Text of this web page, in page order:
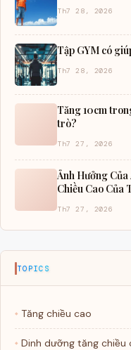
Th7 28, 2026
Tập GYM có
Th7 28, 2026
Tăng 10cm
trò?
Th7 27, 2026
Ảnh Hưởng Của
Chiều Cao Của
Th7 27, 2026
TOPICS
Tăng chiều cao
Dinh dưỡng tăng chiều